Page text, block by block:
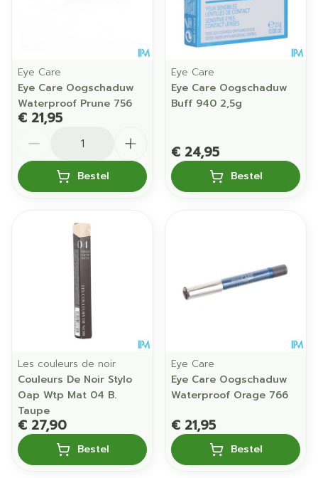
Eye Care
Eye Care Oogschaduw
Waterproof Prune 756
€ 21,95
Bestel
Eye Care
Eye Care Oogschaduw
Buff 940 2,5g
€ 24,95
Bestel
Les couleurs de noir
Couleurs De Noir Stylo
Oap Wtp Mat 04 B.
Taupe
€ 27,90
Bestel
Eye Care
Eye Care Oogschaduw
Waterproof Orage 766
€ 21,95
Bestel